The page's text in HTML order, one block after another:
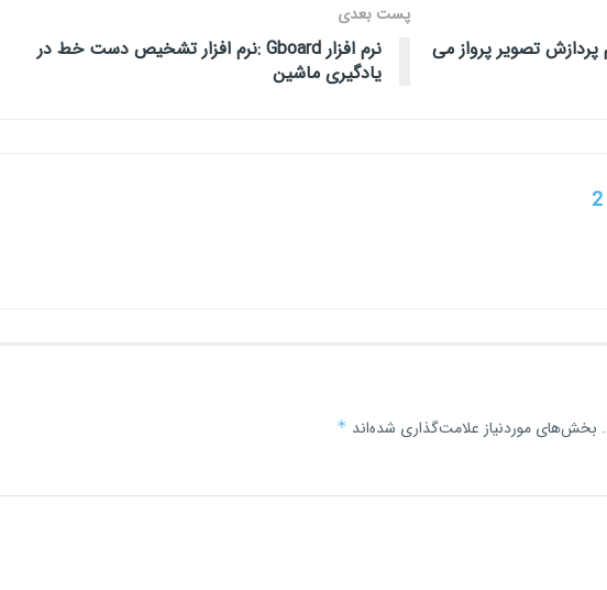
پردازش تصویر پرواز می
پست بعدی
نرم افزار Gboard :نرم افزار تشخیص دست خط در
یادگیری ماشین
بخش‌های موردنیاز علامت‌گذاری شده‌اند *